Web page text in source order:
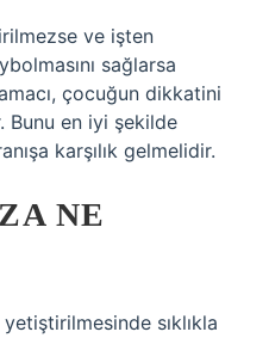
ve işten
sağlarsa
çocuğun dikkatini
Bunu en iyi şekilde
karşılık gelmelidir.
NE
sıklıkla